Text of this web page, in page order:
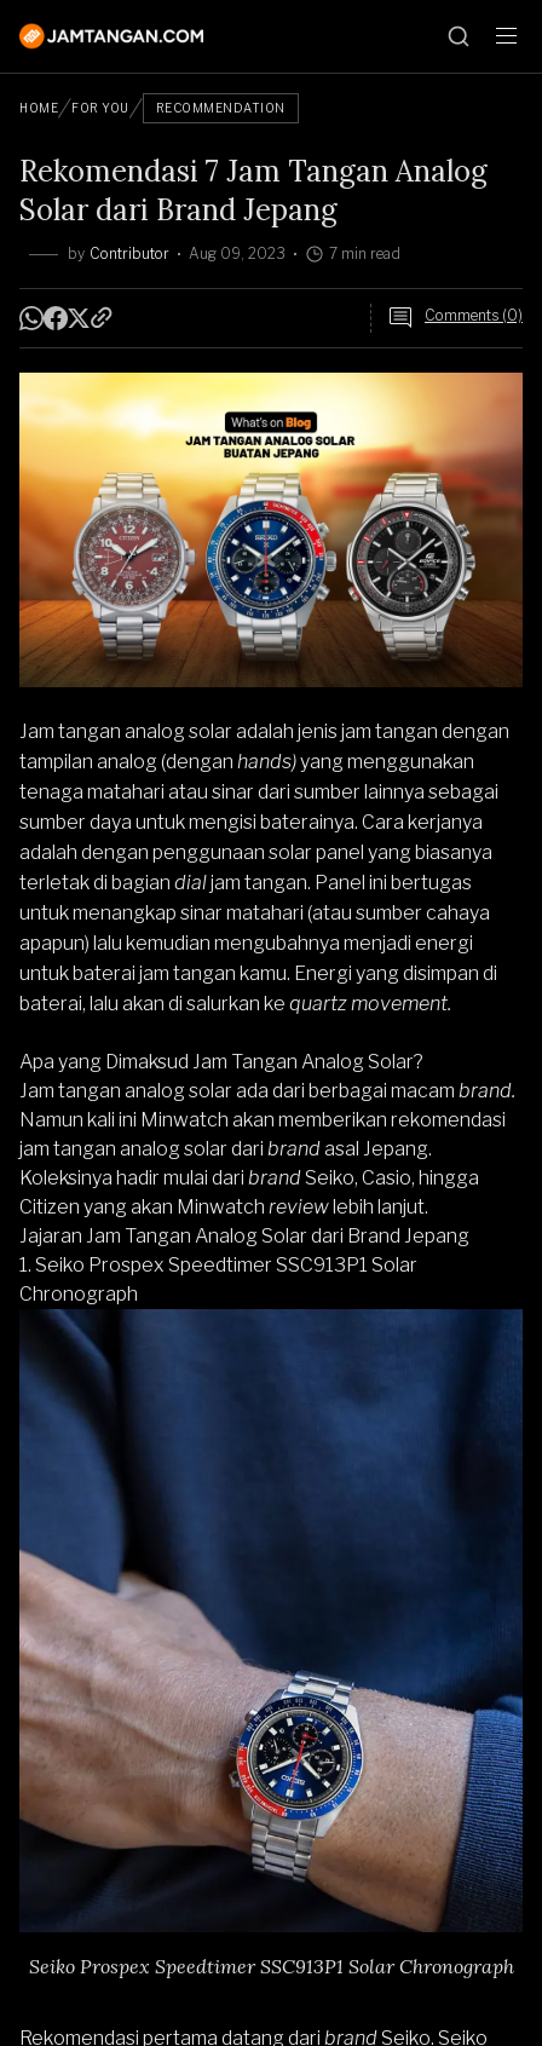
HOME FOR YOU RECOMMENDATION
Rekomendasi 7 Jam Tangan Analog
Solar dari Brand Jepang
by Contributor Aug 09, 2023 7 min read
Comments (0)
Jam tangan analog solar adalah jenis jam tangan dengan
tampilan analog (dengan hands)yang menggunakan
tenaga matahari atau sinar dari sumber lainnya sebagai
sumber daya untuk mengisi baterainya. Cara kerjanya
adalah dengan penggunaan solar panel yang biasanya
terletak di bagian dialjam tangan. Panel ini bertugas
untuk menangkap sinar matahari (atau sumber cahaya
apapun) lalu kemudian mengubahnya menjadi energi
untuk baterai jam tangan kamu. Energi yang disimpan di
baterai, lalu akan di salurkan ke quartz movement.
Apa yang Dimaksud Jam Tangan Analog Solar?
Jam tangan analog solar ada dari berbagai macam brand.
Namun kali ini Minwatch akan memberikan rekomendasi
jam tangan analog solar dari brandasal Jepang.
Koleksinya hadir mulai dari brand Seiko, Casio, hingga
Citizen yang akan Minwatch reviewlebih lanjut.
Jajaran Jam Tangan Analog Solar dari Brand Jepang
1. Seiko Prospex Speedtimer SSC913P1 Solar
Chronograph
Seiko Prospex Speedtimer SSC913P1 Solar Chronograph
Rekomendasi pertama datang dari brand Seiko. Seiko